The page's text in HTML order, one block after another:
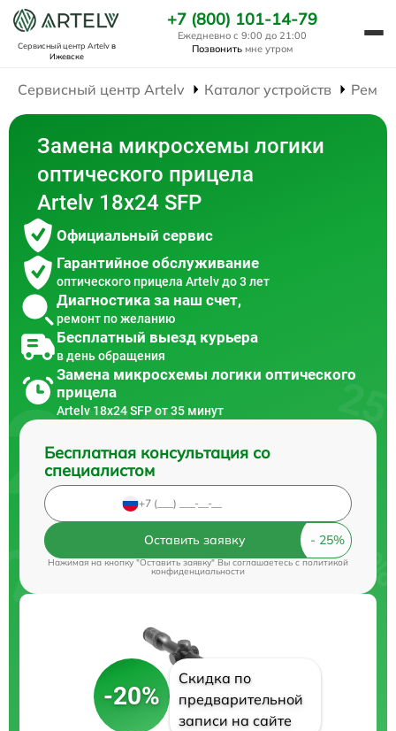
Сервисный центр Artelvв
Ижевске
+7 (800) 101-14-79
Ежедневно с 9:00 до 21:00
Позвонить мне утром
Сервисный центр Artelv Каталог устройств
Замена микросхемы логики
оптического прицела
Artelv 18x24 SFP
Официальный сервис
Гарантийное обслуживание
оптического прицела Artelv до 3 лет
Диагностика за наш счет,
ремонт по желанию
Бесплатный выезд курьера
в день обращения
Замена микросхемы логики оптического
прицела
Artelv 18x24 SFP от 35 минут
Бесплатная консультация со
специалистом
Оставить заявку
Нажимая на кнопку "Оставить заявку" Вы соглашаетесь cполитикой
конфиденциальности
-20%
Скидка по
предварительной
записи на сайте